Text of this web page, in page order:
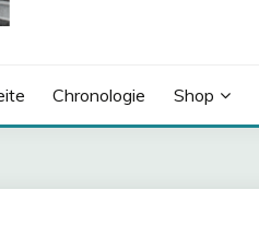
Chronologie Shop